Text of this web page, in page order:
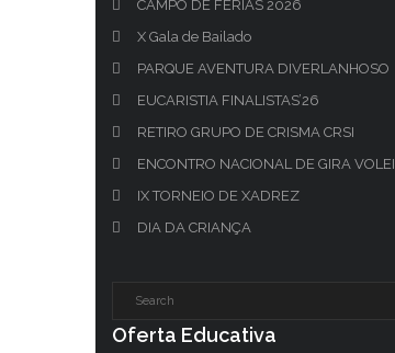
CAMPO DE FÉRIAS 2026
X Gala de Bailado
PARQUE AVENTURA DIVERLANHOSO
EUCARISTIA FINALISTAS’26
RETIRO GRUPO DE CRISMA CRSI
ENCONTRO NACIONAL DE GIRA VOLEI
IX TORNEIO DE XADREZ
DIA DA CRIANÇA
Oferta Educativa